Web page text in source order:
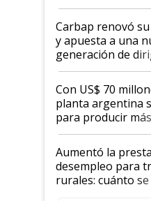
Carbap renovó
y apuesta a una
generación de
rurales
Con US$ 70
planta argentina
para producir
que nunca
Aumentó la
desempleo para
rurales: cuánto